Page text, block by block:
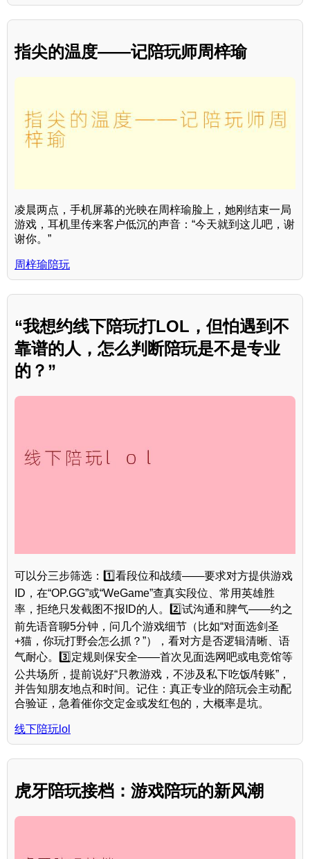
指尖的温度——记陪玩师周梓瑜
凌晨两点，手机屏幕的光映在周梓瑜脸上，她刚结束一局
游戏，耳机里传来客户低沉的声音：“今天就到这儿吧，谢
谢你。”
周梓瑜陪玩
“我想约线下陪玩打LOL，但怕遇到不
靠谱的人，怎么判断陪玩是不是专业
的？”
可以分三步筛选：1️⃣看段位和战绩——要求对方提供游戏
ID，在“OP.GG”或“WeGame”查真实段位、常用英雄胜
率，拒绝只发截图不报ID的人。2️⃣试沟通和脾气——约之
前先语音聊5分钟，问几个游戏细节（比如“对面选剑圣
+猫，你玩打野会怎么抓？”），看对方是否逻辑清晰、语
气耐心。3️⃣定规则保安全——首次见面选网吧或电竞馆等
公共场所，提前说好“只教游戏，不涉及私下吃饭/转账”，
并告知朋友地点和时间。记住：真正专业的陪玩会主动配
合验证，急着催你交定金或发红包的，大概率是坑。
线下陪玩lol
虎牙陪玩接档：游戏陪玩的新风潮